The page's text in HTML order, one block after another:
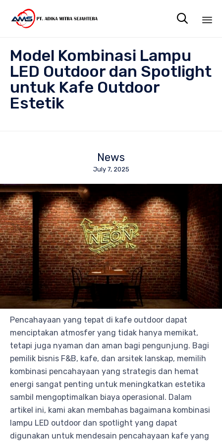

Model Kombinasi Lampu
LED Outdoor dan Spotlight
untuk Kafe Outdoor
Estetik
News
July 7, 2025
Pencahayaan yang tepat di kafe outdoor dapat
menciptakan atmosfer yang tidak hanya memikat,
tetapi juga nyaman dan aman bagi pengunjung. Bagi
pemilik bisnis F&B, kafe, dan arsitek lanskap, memilih
kombinasi pencahayaan yang strategis dan hemat
energi sangat penting untuk meningkatkan estetika
sambil mengoptimalkan biaya operasional. Dalam
artikel ini, kami akan membahas bagaimana kombinasi
lampu LED outdoor dan spotlight yang dapat
digunakan untuk mendesain pencahayaan kafe yang